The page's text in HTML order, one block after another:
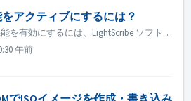
アクティブにするには？
通常、LightScribe 機能を有効にするには、LightScribe ソフトウェアをインストールする必要があります。 https://lightscribesoftware.org/ ご不明な点がございましたら、お問い合わせください。
午前
でISOイメージを作成・書き込み